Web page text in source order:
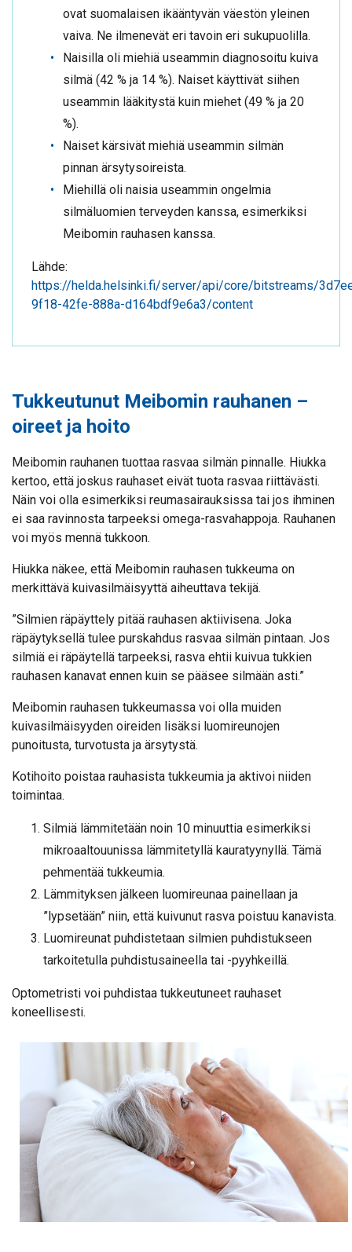
ovat suomalaisen ikääntyvän väestön yleinen
vaiva. Ne ilmenevät eri tavoin eri sukupuolilla.
Naisilla oli miehiä useammin diagnosoitu kuiva
silmä (42 % ja 14 %). Naiset käyttivät siihen
useammin lääkitystä kuin miehet (49 % ja 20
%).
Naiset kärsivät miehiä useammin silmän
pinnan ärsytysoireista.
Miehillä oli naisia useammin ongelmia
silmäluomien terveyden kanssa, esimerkiksi
Meibomin rauhasen kanssa.
Lähde:
https://helda.helsinki.fi/server/api/core/bitstreams/
9f18-42fe-888a-d164bdf9e6a3/content
Tukkeutunut Meibomin rauhanen –
oireet ja hoito
Meibomin rauhanen tuottaa rasvaa silmän pinnalle. Hiukka
kertoo, että joskus rauhaset eivät tuota rasvaa riittävästi.
Näin voi olla esimerkiksi reumasairauksissa tai jos ihminen
ei saa ravinnosta tarpeeksi omega-rasvahappoja. Rauhanen
voi myös mennä tukkoon.
Hiukka näkee, että Meibomin rauhasen tukkeuma on
merkittävä kuivasilmäisyyttä aiheuttava tekijä.
”Silmien räpäyttely pitää rauhasen aktiivisena. Joka
räpäytyksellä tulee purskahdus rasvaa silmän pintaan. Jos
silmiä ei räpäytellä tarpeeksi, rasva ehtii kuivua tukkien
rauhasen kanavat ennen kuin se pääsee silmään asti.”
Meibomin rauhasen tukkeumassa voi olla muiden
kuivasilmäisyyden oireiden lisäksi luomireunojen
punoitusta, turvotusta ja ärsytystä.
Kotihoito poistaa rauhasista tukkeumia ja aktivoi niiden
toimintaa.
Silmiä lämmitetään noin 10 minuuttia esimerkiksi
mikroaaltouunissa lämmitetyllä kauratyynyllä. Tämä
pehmentää tukkeumia.
Lämmityksen jälkeen luomireunaa painellaan ja
”lypsetään” niin, että kuivunut rasva poistuu kanavista.
Luomireunat puhdistetaan silmien puhdistukseen
tarkoitetulla puhdistusaineella tai -pyyhkeillä.
Optometristi voi puhdistaa tukkeutuneet rauhaset
koneellisesti.